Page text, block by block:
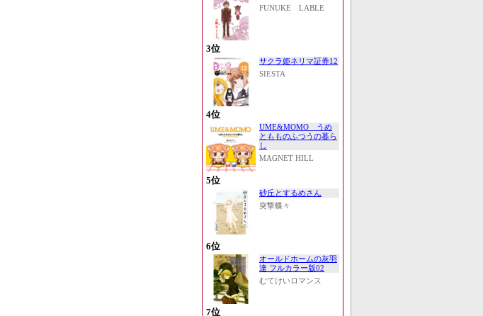
FUNUKE LABLE
3位
サクラ姫ネリマ証券12
SIESTA
4位
UME&MOMO うめ
ともものふつうの暮ら
し
MAGNET HILL
5位
砂丘とするめさん
突撃蝶々
6位
オールドホームの灰羽
達 フルカラー版02
むてけいロマンス
7位